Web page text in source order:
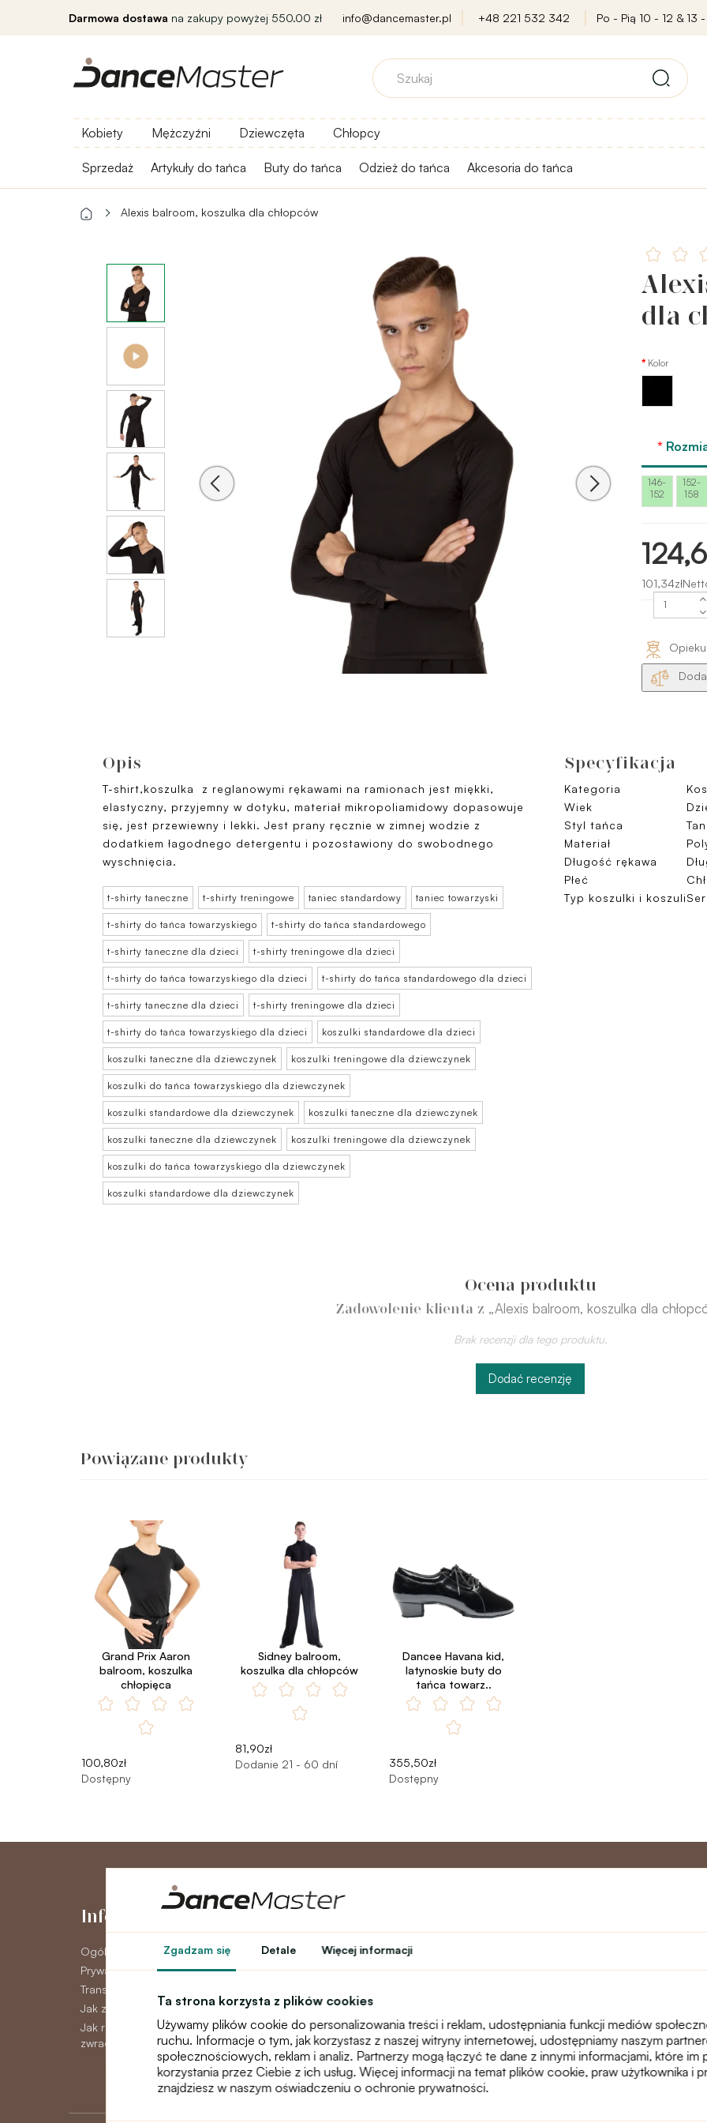
Zgadzam się Detale Więcej informacji
Ta strona korzysta z plików cookies
Używamy plików cookie do personalizowania treści i reklam, udostępniania funkcji mediów
ruchu. Informacje o tym, jak korzystasz z naszej witryny internetowej, udostępniamy naszym
społecznościowych, reklam i analiz. Partnerzy mogą łączyć te dane z innymi informacjami, które im
korzystania przez Ciebie z ich usług. Więcej informacji na temat plików cookie, praw użytkownika i
znajdziesz w naszym oświadczeniu o ochronie prywatności.
Darmowa dostawa na zakupy powyżej 550.00 zł info@dancemaster.pl +48 221 532 342 Po - Pią 10 - 12 & 13 -
Kobiety Mężczyźni Dziewczęta Chłopcy
Sprzedaż Artykuły do ​​tańca Buty do tańca Odzież do tańca Akcesoria do tańca
Alexis balroom, koszulka dla chłopców
dla
Kolor
146-
152
152-
158
Opis
T-shirt,koszulka z reglanowymi rękawami na ramionach jest miękki,
elastyczny, przyjemny w dotyku, materiał mikropoliamidowy dopasowuje
się, jest przewiewny i lekki. Jest prany ręcznie w zimnej wodzie z
dodatkiem łagodnego detergentu i pozostawiony do swobodnego
wyschnięcia.
t-shirty taneczne t-shirty treningowe taniec standardowy taniec towarzyski
t-shirty do tańca towarzyskiego t-shirty do tańca standardowego
t-shirty taneczne dla dzieci t-shirty treningowe dla dzieci
t-shirty do tańca towarzyskiego dla dzieci t-shirty do tańca standardowego dla dzieci
t-shirty taneczne dla dzieci t-shirty treningowe dla dzieci
t-shirty do tańca towarzyskiego dla dzieci koszulki standardowe dla dzieci
koszulki taneczne dla dziewczynek koszulki treningowe dla dziewczynek
koszulki do tańca towarzyskiego dla dziewczynek
koszulki standardowe dla dziewczynek koszulki taneczne dla dziewczynek
koszulki taneczne dla dziewczynek koszulki treningowe dla dziewczynek
koszulki do tańca towarzyskiego dla dziewczynek
koszulki standardowe dla dziewczynek
Specyfikacja
Kategoria
Wiek
Styl tańca
Materiał
Długość rękawa
Płeć
Typ koszulki i koszuli
Ocena produktu
Zadowolenie klienta z „Alexis balroom, koszulka dla
Brak recenzji dla tego produktu.
Dodać recenzję
Powiązane produkty
Grand Prix Aaron
balroom, koszulka
chłopięca
100,80zł
Dostępny
Sidney balroom,
koszulka dla chłopców
81,90zł
Dodanie 21 - 60 dní
Dancee Havana kid,
latynoskie buty do
tańca towarz..
355,50zł
Dostępny
Informacje
Ogólne warunki
Prywatność GDPR
Transport
Jak zapłacić
Jak reklamować, wymieniać lub
zwracać towar
Moje konto
Historia zamówień
partnerski
Program lojalnościowy
Teatr
text_faq